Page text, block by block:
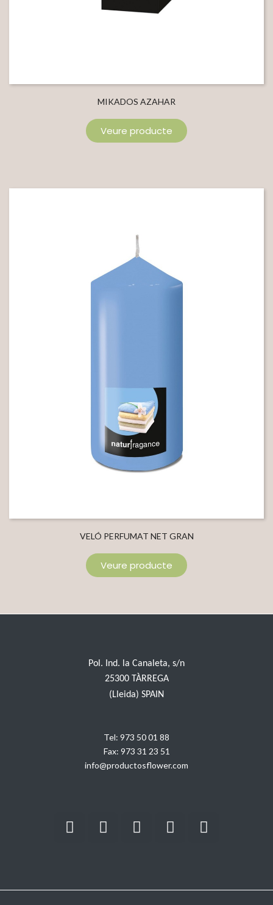
MIKADOS AZAHAR
Veure producte
VELÓ PERFUMAT NET GRAN
Veure producte
Pol. Ind. la Canaleta, s/n
25300 TÀRREGA
(Lleida) SPAIN
Tel: 973 50 01 88
Fax: 973 31 23 51
info@productosflower.com